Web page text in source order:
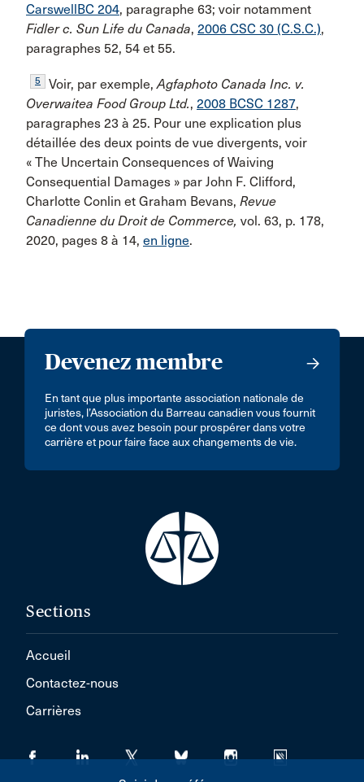
CarswellBC 204, paragraphe 63; voir notamment
Fidler c. Sun Life du Canada, 2006 CSC 30 (C.S.C.),
paragraphes 52, 54 et 55.
5 Voir, par exemple, Agfaphoto Canada Inc. v.
Overwaitea Food Group Ltd., 2008 BCSC 1287,
paragraphes 23 à 25. Pour une explication plus
détaillée des deux points de vue divergents, voir
« The Uncertain Consequences of Waiving
Consequential Damages » par John F. Clifford,
Charlotte Conlin et Graham Bevans, Revue
Canadienne du Droit de Commerce, vol. 63, p. 178,
2020, pages 8 à 14, en ligne.
Devenez membre
En tant que plus importante association nationale de
juristes, l’Association du Barreau canadien vous fournit
ce dont vous avez besoin pour prospérer dans votre
carrière et pour faire face aux changements de vie.
Sections
Accueil
Contactez-nous
Carrières